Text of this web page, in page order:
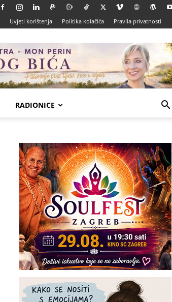
Uvjeti korištenja Politika kolačića Pravila privatnosti
RADIONICE